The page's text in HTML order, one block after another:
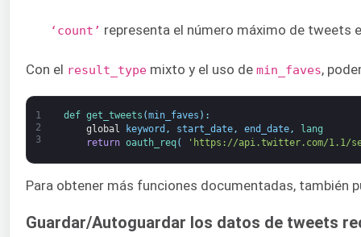
‘count’ representa el número máximo de tweets
Con el result_type mixto y el uso de min_faves,
1
2
3
def get_tweets (min_faves ) :
global
keyword , start_date, end_date,
lang
return oauth_req( 'https://api.twitter.com/1.1/
Para obtener más funciones documentadas, también
Guardar/Autoguardar los datos de tweets